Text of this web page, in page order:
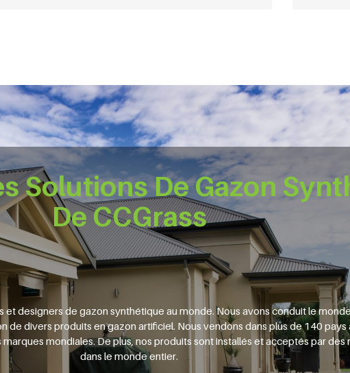
Solutions De Gazon
De CCGrass
et designers de gazon synthétique au monde. Nous avons conduit le
de divers produits en gazon artificiel. Nous vendons dans plus de 140
mondiales. De plus, nos produits sont installés et acceptés par des
dans le monde entier.